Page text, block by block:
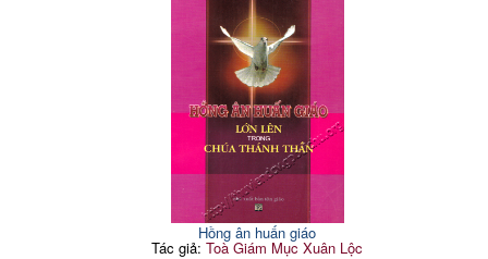
Hồng ân huấn giáo
Tác giả:Toà Giám Mục Xuân Lộc